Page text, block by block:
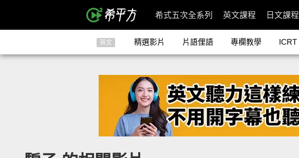
希式五次全系列 英文課程 日文課程
英文 精選影片 片語俚語 專欄教學 ICRT